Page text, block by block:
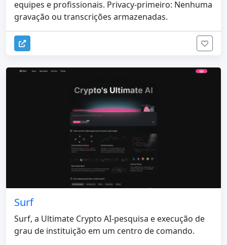
equipes e profissionais. Privacy-primeiro: Nenhuma
gravação ou transcrições armazenadas.
Surf
Surf, a Ultimate Crypto AI-pesquisa e execução de
grau de instituição em um centro de comando.